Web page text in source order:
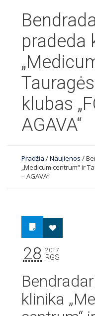
pradeda
klubas
AGAVA“
Pradžia /Naujienos /
„Medicum centrum“ ir
– AGAVA“
28 2017
RGS
klinika